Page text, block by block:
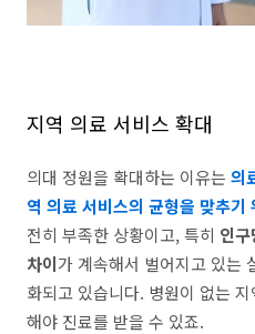
지역 의료 서비스 확대
의대 정원을 확대하는 이유는 의
역 의료 서비스의 균형을 맞추기
전히 부족한 상황이고, 특히 인
차이가 계속해서 벌어지고 있는
화되고 있습니다. 병원이 없는
해야 진료를 받을 수 있죠.